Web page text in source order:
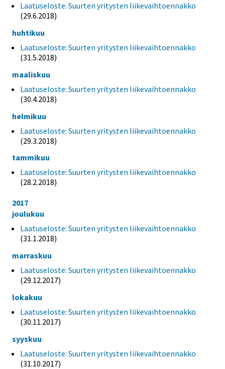
Laatuseloste: Suurten yritysten liikevaihtoennakko
(29.6.2018)
huhtikuu
Laatuseloste: Suurten yritysten liikevaihtoennakko
(31.5.2018)
maaliskuu
Laatuseloste: Suurten yritysten liikevaihtoennakko
(30.4.2018)
helmikuu
Laatuseloste: Suurten yritysten liikevaihtoennakko
(29.3.2018)
tammikuu
Laatuseloste: Suurten yritysten liikevaihtoennakko
(28.2.2018)
2017
joulukuu
Laatuseloste: Suurten yritysten liikevaihtoennakko
(31.1.2018)
marraskuu
Laatuseloste: Suurten yritysten liikevaihtoennakko
(29.12.2017)
lokakuu
Laatuseloste: Suurten yritysten liikevaihtoennakko
(30.11.2017)
syyskuu
Laatuseloste: Suurten yritysten liikevaihtoennakko
(31.10.2017)